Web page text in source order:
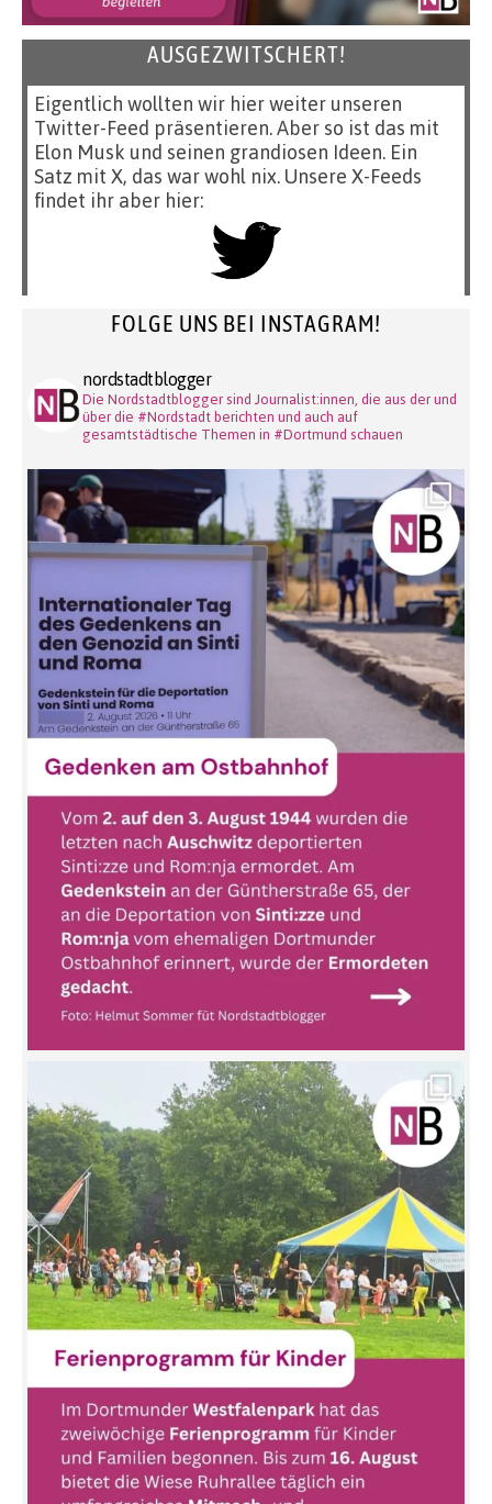
AUSGEZWITSCHERT!
Eigentlich wollten wir hier weiter unseren
Twitter-Feed präsentieren. Aber so ist das mit
Elon Musk und seinen grandiosen Ideen. Ein
Satz mit X, das war wohl nix. Unsere X-Feeds
findet ihr aber hier:
FOLGE UNS BEI INSTAGRAM!
nordstadtblogger
Die Nordstadtblogger sind Journalist:innen, die aus der und
über die #Nordstadt berichten und auch auf
gesamtstädtische Themen in #Dortmund schauen